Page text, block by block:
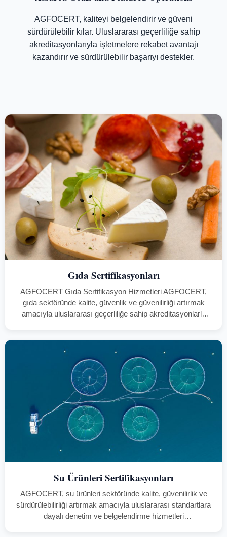
AGFOCERT, kaliteyi belgelendirir ve güveni
sürdürülebilir kılar. Uluslararası geçerliliğe sahip
akreditasyonlarıyla işletmelere rekabet avantajı
kazandırır ve sürdürülebilir başarıyı destekler.
Gıda Sertifikasyonları
AGFOCERT Gıda Sertifikasyon Hizmetleri AGFOCERT,
gıda sektöründe kalite, güvenlik ve güvenilirliği artırmak
amacıyla uluslararası geçerliliğe sahip akreditasyonlarla
FSSC…
Su Ürünleri Sertifikasyonları
AGFOCERT, su ürünleri sektöründe kalite, güvenilirlik ve
sürdürülebilirliği artırmak amacıyla uluslararası standartlara
dayalı denetim ve belgelendirme hizmetleri